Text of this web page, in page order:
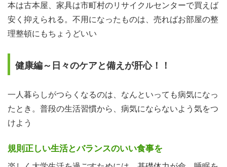
本は古本屋、家具は市町村のリサイクルセンターで買えば
安く抑えられる。不用になったものは、売ればお部屋の整
理整頓にもちょうどいい
健康編～日々のケアと備えが肝心！！
一人暮らしがつらくなるのは、なんといっても病気になっ
たとき。普段の生活習慣から、病気にならないよう気をつ
けよう
規則正しい生活とバランスのいい食事を